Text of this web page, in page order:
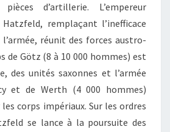
d’artillerie. L’empereur
remplaçant l’inefficace
réunit des forces austro-
de Götz (8 à 10 000 hommes) est
des unités saxonnes et l’armée
et de Werth (4 000 hommes)
corps impériaux. Sur les ordres
se lance à la poursuite des